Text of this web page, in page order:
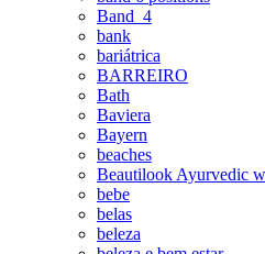
Band_4
bank
bariátrica
BARREIRO
Bath
Baviera
Bayern
beaches
Beautilook Ayurvedic
bebe
belas
beleza